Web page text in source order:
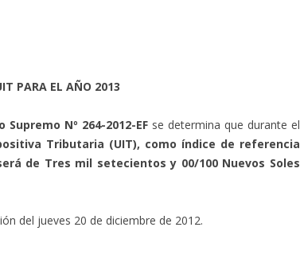
PARA EL AÑO 2013
Supremo Nº 264-2012-EF se determina que durante el
Tributaria (UIT), como índice de referencia
de Tres mil setecientos y 00/100 Nuevos Soles
del jueves 20 de diciembre de 2012.